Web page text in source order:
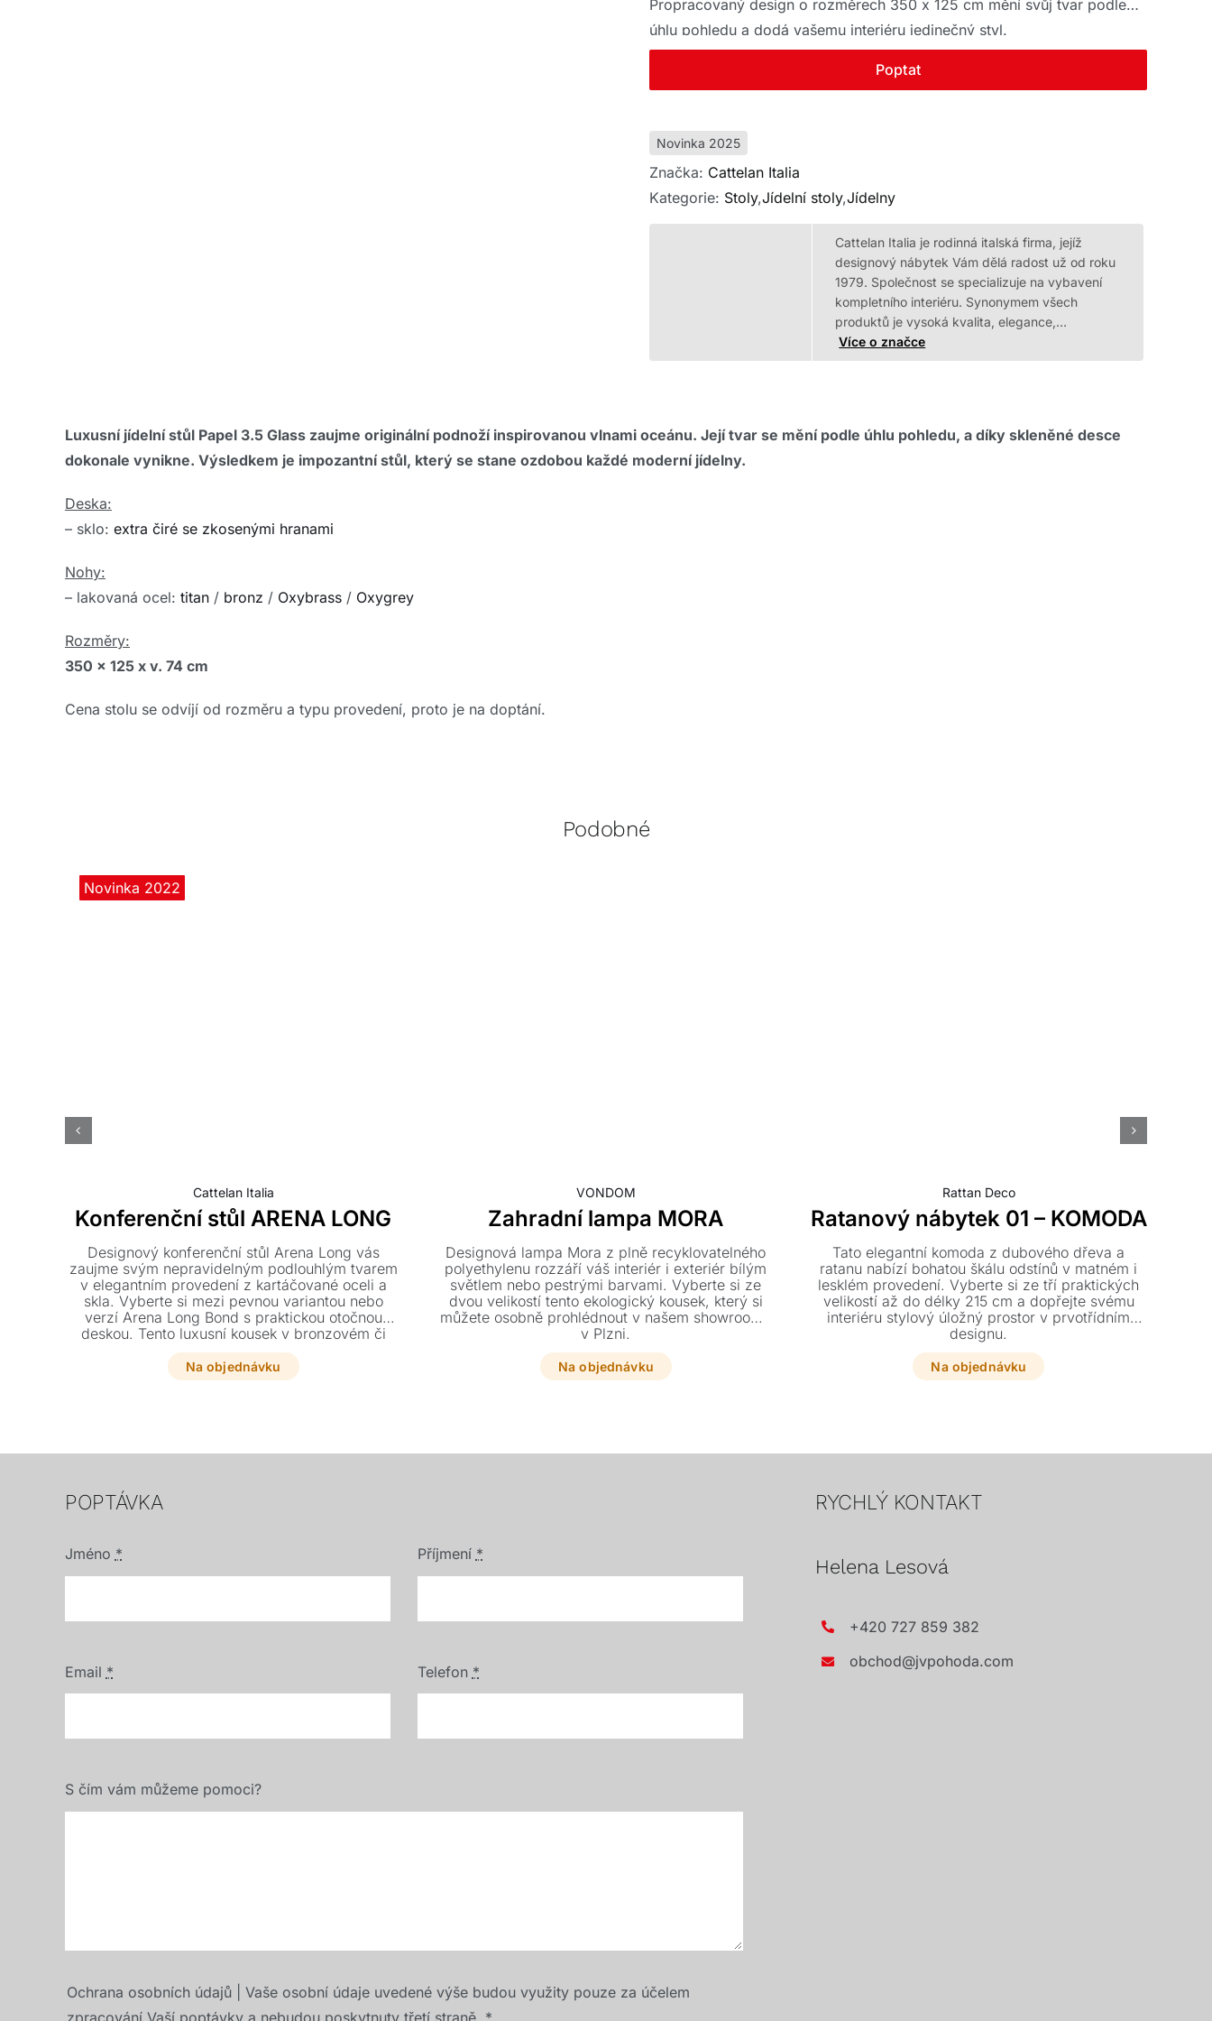
Propracovaný design o rozměrech 350 x 125 cm mění svůj tvar podle
úhlu pohledu a dodá vašemu interiéru jedinečný styl.
Poptat
Novinka 2025
Značka: Cattelan Italia
Kategorie: Stoly,Jídelní stoly,Jídelny
Cattelan Italia je rodinná italská firma, jejíž
designový nábytek Vám dělá radost už od roku
1979. Společnost se specializuje na vybavení
kompletního interiéru. Synonymem všech
produktů je vysoká kvalita, elegance,…
Více o značce
Luxusní jídelní stůl Papel 3.5 Glass zaujme originální podnoží inspirovanou vlnami oceánu. Její tvar se mění podle úhlu pohledu, a díky skleněné desce
dokonale vynikne. Výsledkem je impozantní stůl, který se stane ozdobou každé moderní jídelny.
Deska:
– sklo: extra čiré se zkosenými hranami
Nohy:
– lakovaná ocel: titan/ bronz / Oxybrass/ Oxygrey
Rozměry:
350 x 125 x v. 74 cm
Cena stolu se odvíjí od rozměru a typu provedení, proto je na doptání.
Podobné
Novinka 2022
Cattelan Italia
Konferenční stůl ARENA LONG
Designový konferenční stůl Arena Long vás
zaujme svým nepravidelným podlouhlým tvarem
v elegantním provedení z kartáčované oceli a
skla. Vyberte si mezi pevnou variantou nebo
verzí Arena Long Bond s praktickou otočnou
deskou. Tento luxusní kousek v bronzovém či
šedém dekoru se stane stylovou dominantou
každého moderního interiéru.
Na objednávku
VONDOM
Zahradní lampa MORA
Designová lampa Mora z plně recyklovatelného
polyethylenu rozzáří váš interiér i exteriér bílým
světlem nebo pestrými barvami. Vyberte si ze
dvou velikostí tento ekologický kousek, který si
můžete osobně prohlédnout v našem showroomu
v Plzni.
Na objednávku
Rattan Deco
Ratanový nábytek 01 – KOMODA
Tato elegantní komoda z dubového dřeva a
ratanu nabízí bohatou škálu odstínů v matném i
lesklém provedení. Vyberte si ze tří praktických
velikostí až do délky 215 cm a dopřejte svému
interiéru stylový úložný prostor v prvotřídním
designu.
Na objednávku
POPTÁVKA
Jméno * Příjmení *
Email * Telefon *
S čím vám můžeme pomoci?
Ochrana osobních údajů | Vaše osobní údaje uvedené výše budou využity pouze za účelem
zpracování Vaší poptávky a nebudou poskytnuty třetí straně. *
RYCHLÝ KONTAKT
Helena Lesová
+420 727 859 382
obchod@jvpohoda.com